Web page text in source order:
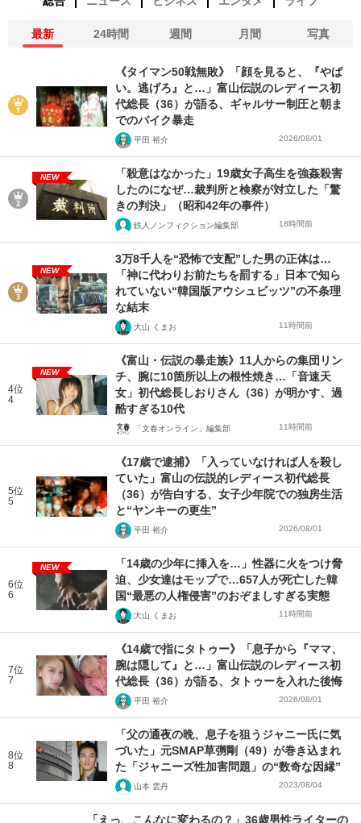
最新 24時間 週間 月間 写真
《タイマン50戦無敗》「顔を見ると、『やば
い。逃げろ』と…」富山伝説のレディース初
代総長（36）が語る、ギャルサー制圧と朝ま
でのバイク暴走
平田 裕介 2026/08/01
NEW
「殺意はなかった」19歳女子高生を強姦殺害
したのになぜ…裁判所と検察が対立した「驚
きの判決」（昭和42年の事件）
鉄人ノンフィクション編集部 18時間前
NEW
3万8千人を“恐怖で支配”した男の正体は…
「神に代わりお前たちを罰する」日本で知ら
れていない“韓国版アウシュビッツ”の不条理
な結末
大山 くまお 11時間前
4位
4
NEW
《富山・伝説の暴走族》11人からの集団リン
チ、腕に10箇所以上の根性焼き…「音速天
女」初代総長しおりさん（36）が明かす、過
酷すぎる10代
「文春オンライン」編集部 11時間前
5位
5
《17歳で逮捕》「入っていなければ人を殺し
ていた」富山の伝説的レディース初代総長
（36）が告白する、女子少年院での独房生活
と“ヤンキーの更生”
平田 裕介 2026/08/01
6位
6
NEW
「14歳の少年に挿入を…」性器に火をつけ脅
迫、少女達はモップで…657人が死亡した韓
国“最悪の人権侵害”のおぞましすぎる実態
大山 くまお 11時間前
7位
7
《14歳で指にタトゥー》「息子から『ママ、
腕は隠して』と…」富山伝説のレディース初
代総長（36）が語る、タトゥーを入れた後悔
平田 裕介 2026/08/01
8位
8
「父の通夜の晩、息子を狙うジャニー氏に気
づいた」元SMAP草彅剛（49）が巻き込まれ
た「ジャニーズ性加害問題」の“数奇な因縁”
山本 雲丹 2023/08/04
「えっ、こんなに変わるの？」36歳男性ライターの